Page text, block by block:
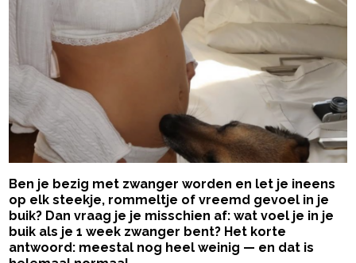
Ben je bezig met zwanger worden en let je ineens
op elk steekje, rommeltje of vreemd gevoel in je
buik? Dan vraag je je misschien af: wat voel je in je
buik als je 1 week zwanger bent? Het korte
antwoord: meestal nog heel weinig — en dat is